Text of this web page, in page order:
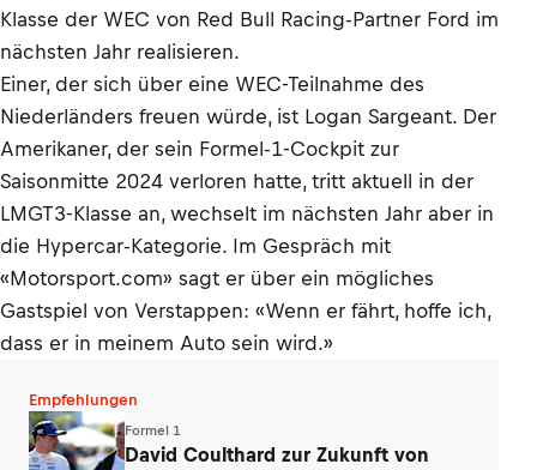
Klasse der WEC von Red Bull Racing-Partner Ford im
nächsten Jahr realisieren.
Einer, der sich über eine WEC-Teilnahme des
Niederländers freuen würde, ist Logan Sargeant. Der
Amerikaner, der sein Formel-1-Cockpit zur
Saisonmitte 2024 verloren hatte, tritt aktuell in der
LMGT3-Klasse an, wechselt im nächsten Jahr aber in
die Hypercar-Kategorie. Im Gespräch mit
«Motorsport.com» sagt er über ein mögliches
Gastspiel von Verstappen: «Wenn er fährt, hoffe ich,
dass er in meinem Auto sein wird.»
Empfehlungen
Formel 1
David Coulthard zur Zukunft von